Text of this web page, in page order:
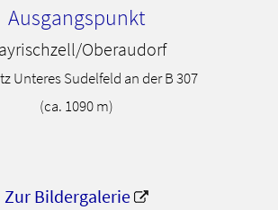
Ausgangspunkt
Oberaudorf
Unteres Sudelfeld an der B 307
(ca. 1090 m)
Zur Bildergalerie